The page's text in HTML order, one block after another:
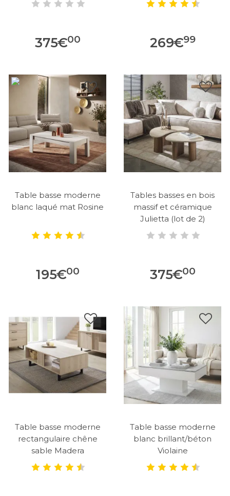
375€00 269€99
Table basse moderne
blanc laqué mat Rosine
195€00
Tables basses en bois
massif et céramique
Julietta (lot de 2)
375€00
Table basse moderne
rectangulaire chêne
sable Madera
Table basse moderne
blanc brillant/béton
Violaine